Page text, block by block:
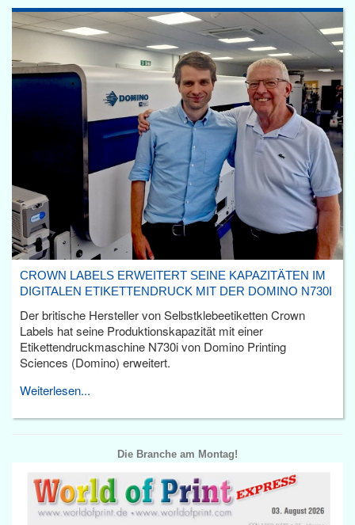
CROWN LABELS ERWEITERT SEINE KAPAZITÄTEN IM
DIGITALEN ETIKETTENDRUCK MIT DER DOMINO N730I
Der britische Hersteller von Selbstklebeetiketten Crown
Labels hat seine Produktionskapazität mit einer
Etikettendruckmaschine N730i von Domino Printing
Sciences (Domino) erweitert.
Weiterlesen...
Die Branche am Montag!